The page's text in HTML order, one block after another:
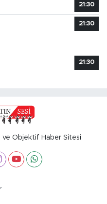
21:30
21:30
21:30
ve Objektif Haber Sitesi